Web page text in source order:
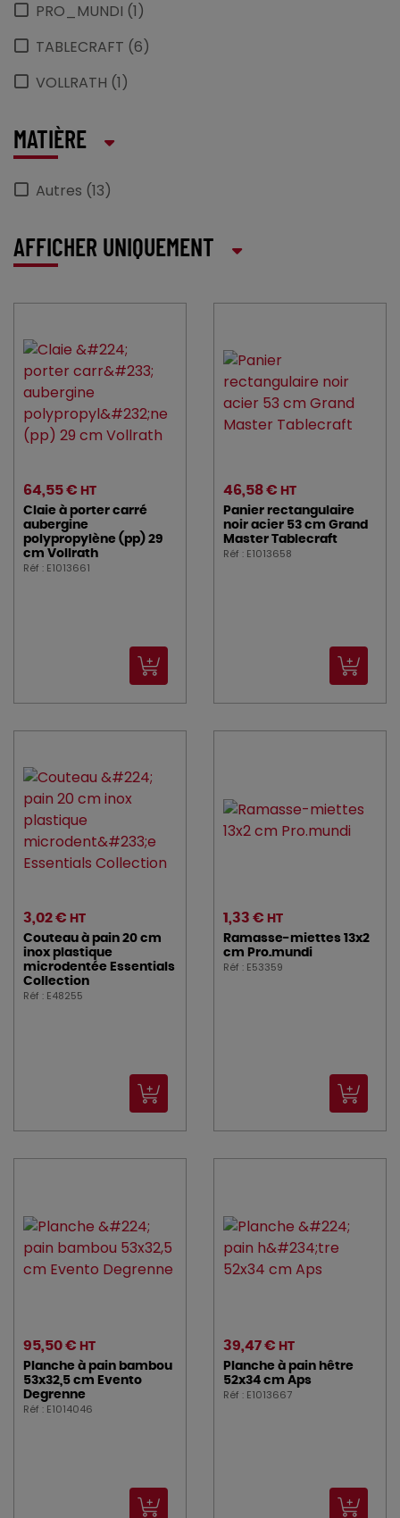
PRO_MUNDI (1)
TABLECRAFT (6)
VOLLRATH (1)
MATIÈRE
Autres (13)
AFFICHER UNIQUEMENT
64,55 € HT
Claie à porter carré
aubergine
polypropylène (pp) 29
cm Vollrath
Réf : E1013661
46,58 € HT
Panier rectangulaire
noir acier 53 cm Grand
Master Tablecraft
Réf : E1013658
3,02 € HT
Couteau à pain 20 cm
inox plastique
microdentée Essentials
Collection
Réf : E48255
1,33 € HT
Ramasse-miettes 13x2
cm Pro.mundi
Réf : E53359
95,50 € HT
Planche à pain bambou
53x32,5 cm Evento
Degrenne
Réf : E1014046
39,47 € HT
Planche à pain hêtre
52x34 cm Aps
Réf : E1013667